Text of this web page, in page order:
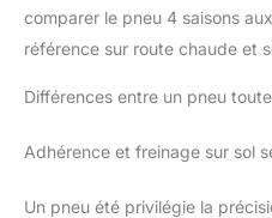
comparer le pneu 4 saisons
référence sur route chaude et
Différences entre un pneu
Adhérence et freinage sur sol
Un pneu été privilégie la